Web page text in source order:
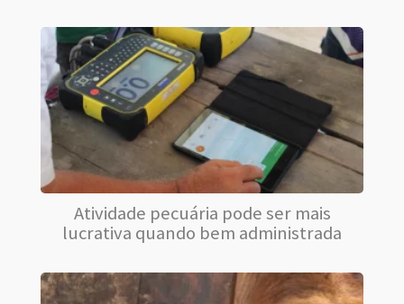
Atividade pecuária pode ser mais
lucrativa quando bem administrada